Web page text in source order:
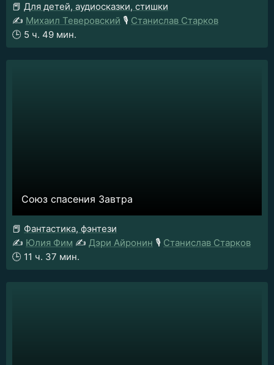
📕 Для детей, аудиосказки, стишки
✍️ Михаил Теверовский 🎙️ Станислав Старков
🕒 5 ч. 49 мин.
Союз спасения Завтра
📕 Фантастика, фэнтези
✍️ Юлия Фим ✍️ Дэри Айронин 🎙️ Станислав Старков
🕒 11 ч. 37 мин.